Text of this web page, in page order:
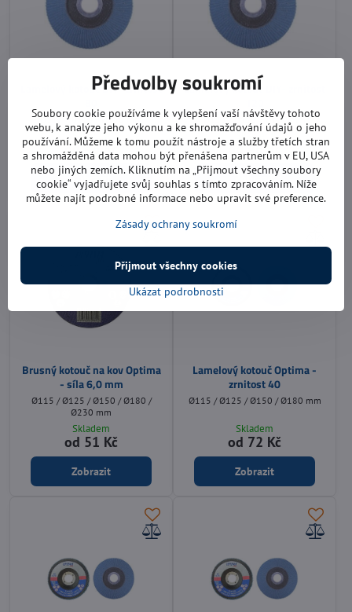
Lamelový kotouč DIY- zrnitost
Ø115 / Ø125 / Ø150 mm
Skladem
od 46 Kč
Zobrazit
Lamelový kotouč DIY- zrnitost
Ø115 / Ø125 / Ø150 mm
Skladem
od 46 Kč
Zobrazit
Brusný kotouč na kov Optima
- síla 6,0 mm
Ø115 / Ø125 / Ø150 / Ø180 /
Ø230 mm
Skladem
od 51 Kč
Zobrazit
Lamelový kotouč Optima -
zrnitost 40
Ø115 / Ø125 / Ø150 / Ø180 mm
Skladem
od 72 Kč
Zobrazit
Předvolby soukromí
Soubory cookie používáme k vylepšení vaší návštěvy tohoto
webu, k analýze jeho výkonu a ke shromažďování údajů o jeho
používání. Můžeme k tomu použít nástroje a služby třetích stran
a shromážděná data mohou být přenášena partnerům v EU, USA
nebo jiných zemích. Kliknutím na „Přijmout všechny soubory
cookie“ vyjadřujete svůj souhlas s tímto zpracováním. Níže
můžete najít podrobné informace nebo upravit své preference.
Zásady ochrany soukromí
Ukázat podrobnosti
Přijmout všechny cookies